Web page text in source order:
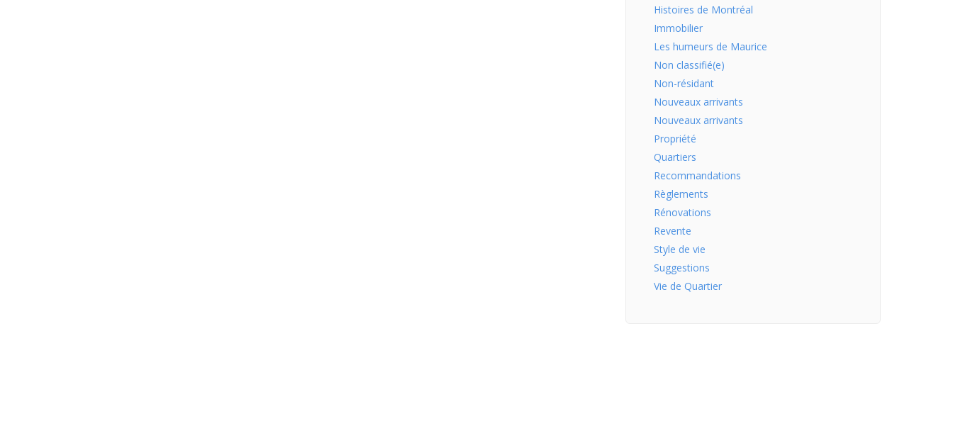
Histoires de Montréal
Immobilier
Les humeurs de Maurice
Non classifié(e)
Non-résidant
Nouveaux arrivants
Nouveaux arrivants
Propriété
Quartiers
Recommandations
Règlements
Rénovations
Revente
Style de vie
Suggestions
Vie de Quartier